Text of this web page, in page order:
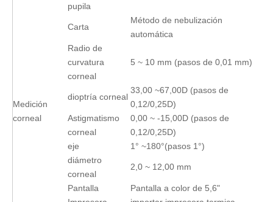
pupila
Carta
Método de nebulización
automática
Medición
corneal
Radio de
curvatura
corneal
5 ~ 10 mm (pasos de 0,01 mm)
dioptría corneal
33,00 ~67,00D (pasos de
0,12/0,25D)
Astigmatismo
corneal
0,00 ~ -15,00D (pasos de
0,12/0,25D)
eje
1° ~180°(pasos 1°)
diámetro
corneal
2,0 ~ 12,00 mm
Pantalla
Pantalla a color de 5,6"